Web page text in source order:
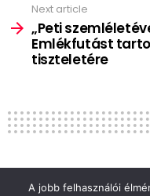
Next article
„Peti
Emlékfutást
tiszteletére
A jobb felhasználói